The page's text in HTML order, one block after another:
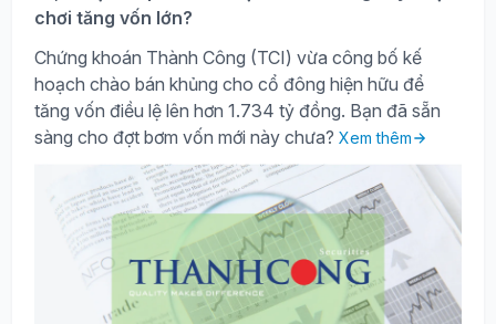
chơi tăng vốn lớn?
Chứng khoán Thành Công (TCI) vừa công bố kế
hoạch chào bán khủng cho cổ đông hiện hữu để
tăng vốn điều lệ lên hơn 1.734 tỷ đồng. Bạn đã sẵn
sàng cho đợt bơm vốn mới này chưa? Xem thêm